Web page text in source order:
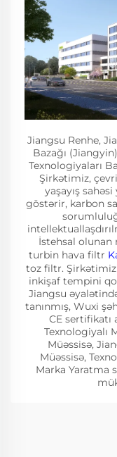
Jiangsu Renhe,
Bazağı
Texnologiyaları
Şirkətimiz,
yaşayış
göstərir, karbon
İstehsal olunan
turbin hava filtr
toz filtr.
inkişaf tempini
Jiangsu
tanınmış, Wuxi
CE sertifikatı
Texnologiyalı
Müəssisə,
Müəssisə,
Marka Yaratma